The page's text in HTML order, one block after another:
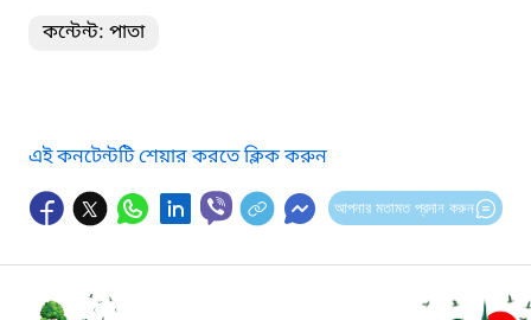
কন্টেন্ট: পাতা
এই কনটেন্টটি শেয়ার করতে ক্লিক করুন
আপনার মতামত প্রদান করুন